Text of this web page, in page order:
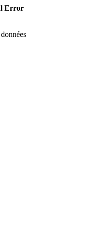
Error